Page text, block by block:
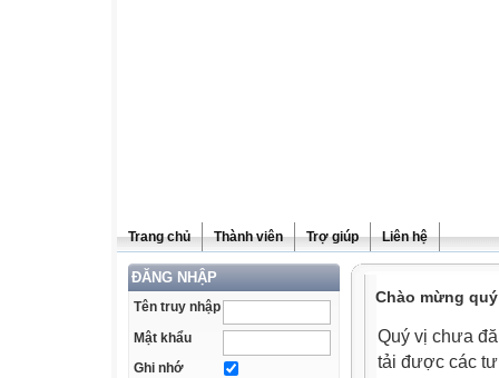
Trang chủ Thành viên Trợ giúp Liên hệ
ĐĂNG NHẬP
Tên truy nhập
Mật khẩu
Ghi nhớ
Chào mừng
Quý vị chưa
tải được các